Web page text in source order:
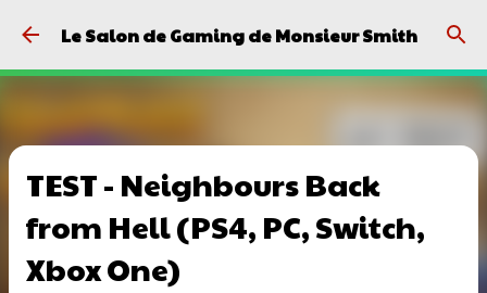
Passer au contenu principal
Le Salon de Gaming de Monsieur Smith
TEST - Neighbours Back
from Hell (PS4, PC, Switch,
Xbox One)